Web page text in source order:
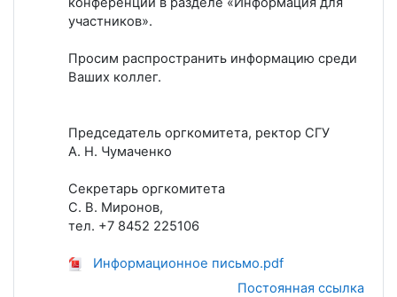
участников».
Просим распространить информацию среди
Ваших коллег.
Председатель оргкомитета, ректор СГУ
А. Н. Чумаченко
Cекретарь оргкомитета
С. В. Миронов,
тел. +7 8452 225106
Информационное письмо.pdf
Постоянная ссылка